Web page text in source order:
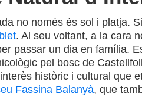
no només és sol i platja.
. Al seu voltant, a la cara
passar un dia en família.
pel bosc de
històric i cultural que
Fassina Balanyà, que